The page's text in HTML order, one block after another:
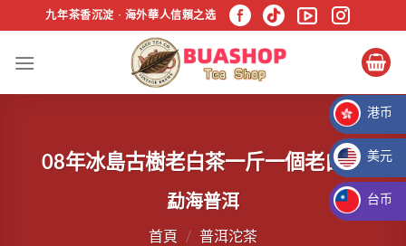
过
九年茶香沉淀 · 海外華人信賴之选
08年冰島古樹老白茶一斤一個老白茶
勐海普洱
首頁 / 普洱沱茶
HKD HK$
港币
USD $
美元
TWD NT$
台币